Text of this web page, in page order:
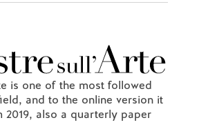
is one of the most followed
and to the online version it
2019, also a quarterly paper